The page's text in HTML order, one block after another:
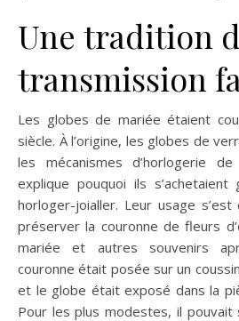
Une tradition
transmission
Les globes de mariée étaient
siècle. À l’origine, les globes de
les mécanismes d’horlogerie
explique pouquoi ils s’achetaient
horloger-joialler. Leur usage
préserver la couronne de fleurs
mariée et autres souvenirs
couronne était posée sur un
et le globe était exposé dans la
Pour les plus modestes, il pouvait